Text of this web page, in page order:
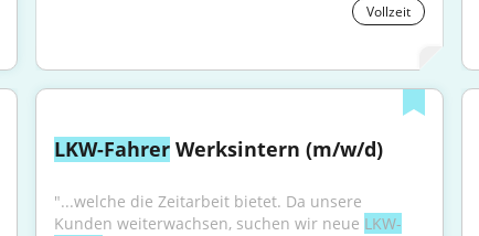
Vollzeit
LKW-Fahrer Werksintern (m/w/d)
"...welche die Zeitarbeit bietet. Da unsere
Kunden weiterwachsen, suchen wir neue LKW-